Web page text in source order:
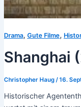
Drama, Gute Filme,
Shanghai
Christopher Haug /16.
Historischer